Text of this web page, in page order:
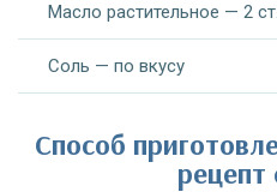
Масло растительное — 2
Соль — по вкусу
Способ
рецепт